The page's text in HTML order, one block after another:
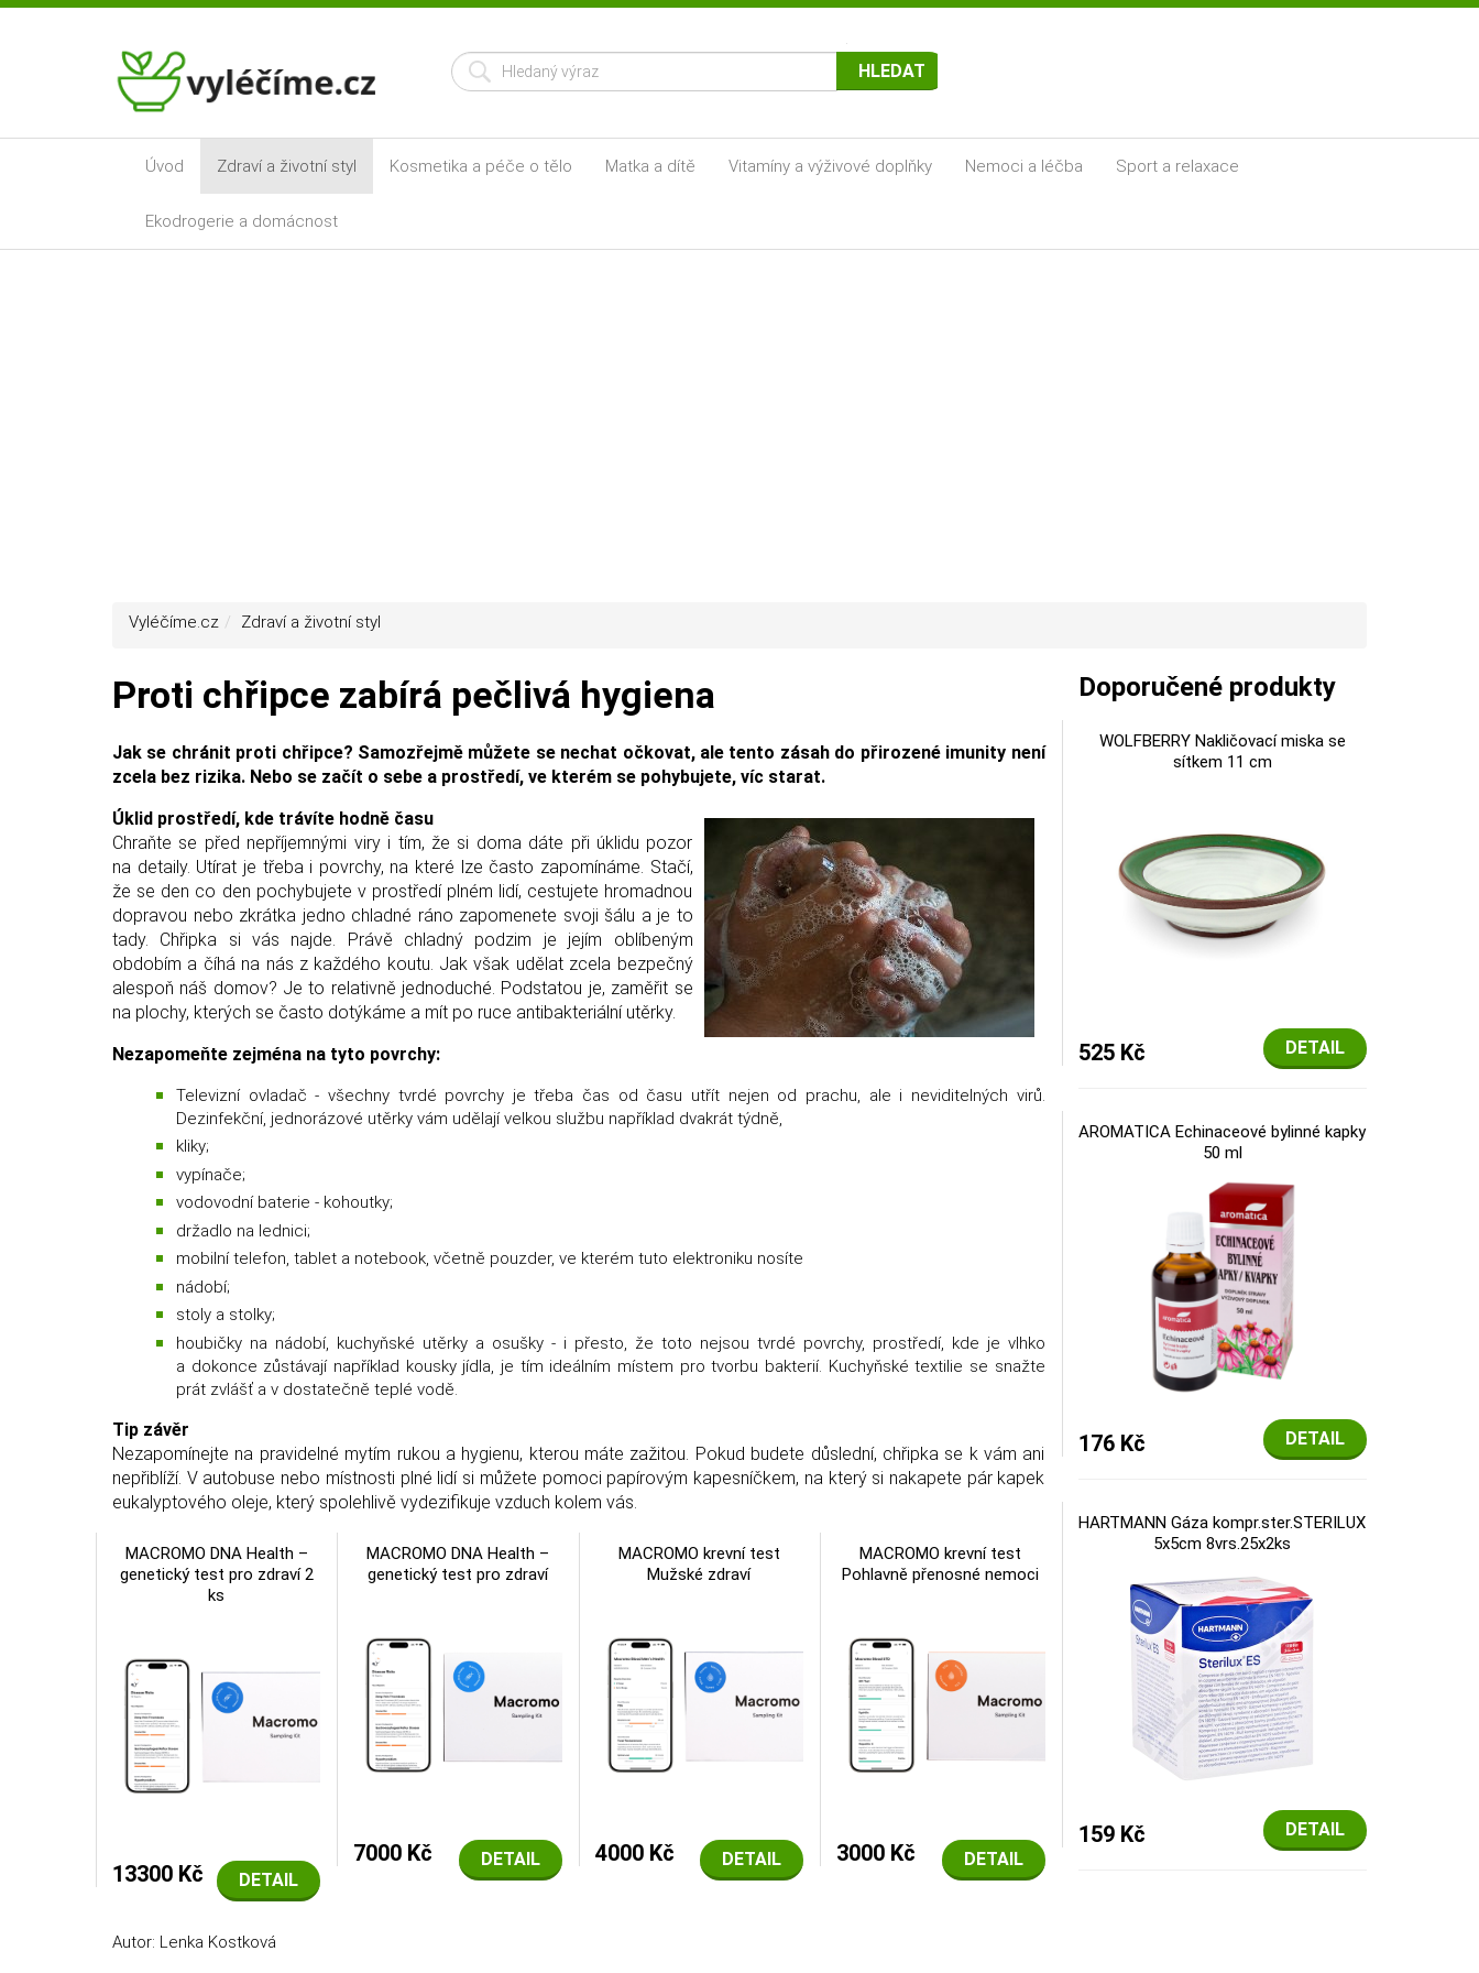
HLEDAT
Úvod Zdraví a životní styl Kosmetika a péče o tělo Matka a dítě Vitamíny a výživové doplňky Nemoci a léčba Sport a relaxace
Ekodrogerie a domácnost
Vyléčíme.cz Zdraví a životní styl
Proti chřipce zabírá pečlivá hygiena
Jak se chránit proti chřipce? Samozřejmě můžete se nechat očkovat, ale tento zásah do přirozené imunity není
zcela bez rizika. Nebo se začít o sebe a prostředí, ve kterém se pohybujete, víc starat.
Úklid prostředí, kde trávíte hodně času
Chraňte se před nepříjemnými viry i tím, že si doma dáte při úklidu pozor
na detaily. Utírat je třeba i povrchy, na které lze často zapomínáme. Stačí,
že se den co den pochybujete v prostředí plném lidí, cestujete hromadnou
dopravou nebo zkrátka jedno chladné ráno zapomenete svoji šálu a je to
tady. Chřipka si vás najde. Právě chladný podzim je jejím oblíbeným
obdobím a číhá na nás z každého koutu. Jak však udělat zcela bezpečný
alespoň náš domov? Je to relativně jednoduché. Podstatou je, zaměřit se
na plochy, kterých se často dotýkáme a mít po ruce antibakteriální utěrky.
Nezapomeňte zejména na tyto povrchy:
Televizní ovladač - všechny tvrdé povrchy je třeba čas od času utřít nejen od prachu, ale i neviditelných virů.
Dezinfekční, jednorázové utěrky vám udělají velkou službu například dvakrát týdně,
kliky;
vypínače;
vodovodní baterie - kohoutky;
držadlo na lednici;
mobilní telefon, tablet a notebook, včetně pouzder, ve kterém tuto elektroniku nosíte
nádobí;
stoly a stolky;
houbičky na nádobí, kuchyňské utěrky a osušky - i přesto, že toto nejsou tvrdé povrchy, prostředí, kde je vlhko
a dokonce zůstávají například kousky jídla, je tím ideálním místem pro tvorbu bakterií. Kuchyňské textilie se snažte
prát zvlášť a v dostatečně teplé vodě.
Tip závěr
Nezapomínejte na pravidelné mytím rukou a hygienu, kterou máte zažitou. Pokud budete důslední, chřipka se k vám ani
nepřiblíží. V autobuse nebo místnosti plné lidí si můžete pomoci papírovým kapesníčkem, na který si nakapete pár kapek
eukalyptového oleje, který spolehlivě vydezifikuje vzduch kolem vás.
MACROMO DNA Health –
genetický test pro zdraví 2
ks
DETAIL
13300 Kč
MACROMO DNA Health –
genetický test pro zdraví
DETAIL
7000 Kč
MACROMO krevní test
Mužské zdraví
DETAIL
4000 Kč
MACROMO krevní test
Pohlavně přenosné nemoci
DETAIL
3000 Kč
Autor: Lenka Kostková
Doporučené produkty
WOLFBERRY Nakličovací miska se
sítkem 11 cm
DETAIL
525 Kč
AROMATICA Echinaceové bylinné kapky
50 ml
DETAIL
176 Kč
HARTMANN Gáza kompr.ster.STERILUX
5x5cm 8vrs.25x2ks
DETAIL
159 Kč